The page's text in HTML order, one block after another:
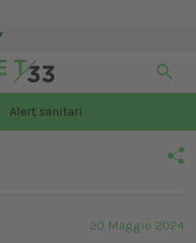
Alert sanitari
20 Maggio 2024